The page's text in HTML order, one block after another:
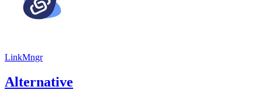
LinkMngr
Alternative